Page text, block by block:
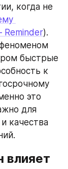
когда не
).
быстрые
к
это
для
качества
влияет